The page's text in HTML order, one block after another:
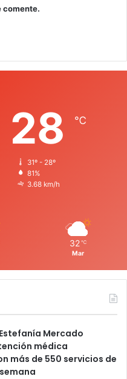
comente.
28 ℃
31º - 28º
81%
3.68 km/h
32 ℃
Mar
Mercado
médica
más de 550 servicios de